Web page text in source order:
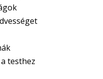
testhez